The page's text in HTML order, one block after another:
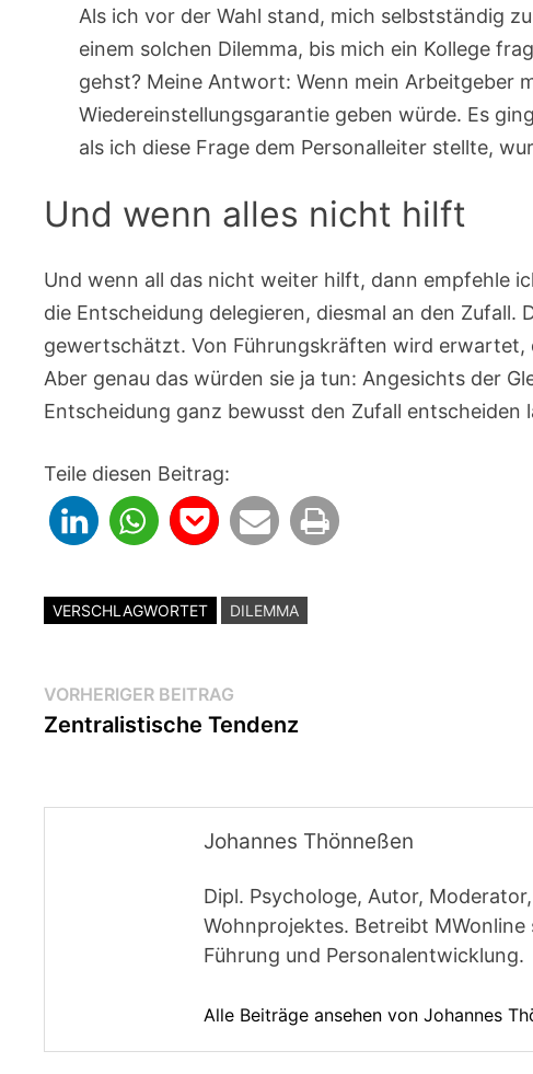
Als ich vor der Wahl stand, mich selbstständig
einem solchen Dilemma, bis mich ein Kollege
gehst? Meine Antwort: Wenn mein Arbeitgeber
Wiedereinstellungsgarantie geben würde. Es
als ich diese Frage dem Personalleiter stellte,
Und wenn alles nicht hilft
Und wenn all das nicht weiter hilft, dann empfehle
die Entscheidung delegieren, diesmal an den
gewertschätzt. Von Führungskräften wird erwartet,
Aber genau das würden sie ja tun: Angesichts der
Entscheidung ganz bewusst den Zufall
Teile diesen Beitrag:
VERSCHLAGWORTET DILEMMA
Beitragsnavigation
VORHERIGER BEITRAG
Beitrag:
Zentralistische Tendenz
Johannes Thönneßen
Dipl. Psychologe, Autor,
Wohnprojektes. Betreibt
Führung und Personalentwicklung.
Alle Beiträge ansehen von Johannes